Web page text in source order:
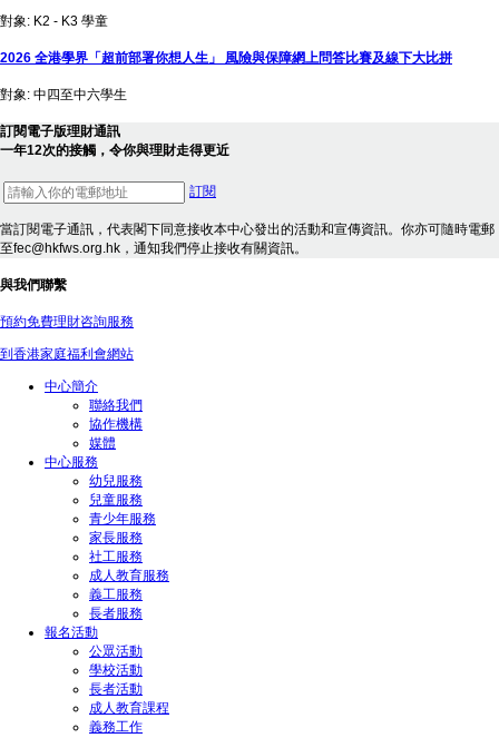
對象: K2 - K3 學童
2026 全港學界「超前部署你想人生」 風險與保障網上問答比賽及線下大比拼
對象: 中四至中六學生
訂閱電子版理財通訊
一年12次的接觸，令你與理財走得更近
訂閱
當訂閱電子通訊，代表閣下同意接收本中心發出的活動和宣傳資訊。你亦可隨時電郵
至fec@hkfws.org.hk，通知我們停止接收有關資訊。
與我們聯繫
預約免費理財咨詢服務
到香港家庭福利會網站
中心簡介
聯絡我們
協作機構
媒體
中心服務
幼兒服務
兒童服務
青少年服務
家長服務
社工服務
成人教育服務
義工服務
長者服務
報名活動
公眾活動
學校活動
長者活動
成人教育課程
義務工作